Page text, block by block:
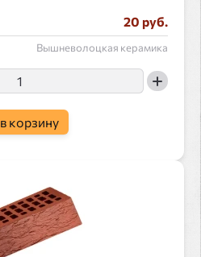
20 руб.
Вышневолоцкая керамика
в корзину